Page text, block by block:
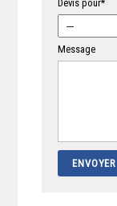
Devis pour*
Message